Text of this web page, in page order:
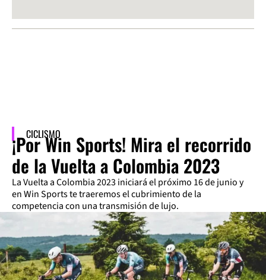
CICLISMO
¡Por Win Sports! Mira el recorrido
de la Vuelta a Colombia 2023
La Vuelta a Colombia 2023 iniciará el próximo 16 de junio y
en Win Sports te traeremos el cubrimiento de la
competencia con una transmisión de lujo.